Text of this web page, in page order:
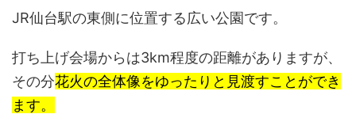
JR仙台駅の東側に位置する広い公園です。
打ち上げ会場からは3km程度の距離がありますが、
その分花火の全体像をゆったりと見渡すことができ
ます。